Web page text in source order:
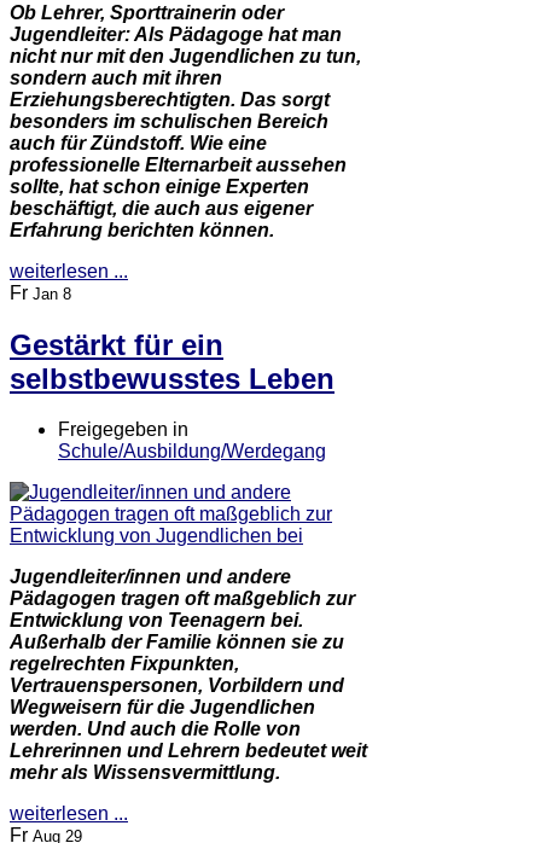
Ob Lehrer, Sporttrainerin oder
Jugendleiter: Als Pädagoge hat man
nicht nur mit den Jugendlichen zu tun,
sondern auch mit ihren
Erziehungsberechtigten. Das sorgt
besonders im schulischen Bereich
auch für Zündstoff. Wie eine
professionelle Elternarbeit aussehen
sollte, hat schon einige Experten
beschäftigt, die auch aus eigener
Erfahrung berichten können.
weiterlesen ...
Fr Jan 8
Gestärkt für ein
selbstbewusstes Leben
Freigegeben in
Schule/Ausbildung/Werdegang
Jugendleiter/innen und andere
Pädagogen tragen oft maßgeblich zur
Entwicklung von Teenagern bei.
Außerhalb der Familie können sie zu
regelrechten Fixpunkten,
Vertrauenspersonen, Vorbildern und
Wegweisern für die Jugendlichen
werden. Und auch die Rolle von
Lehrerinnen und Lehrern bedeutet weit
mehr als Wissensvermittlung.
weiterlesen ...
Fr Aug 29